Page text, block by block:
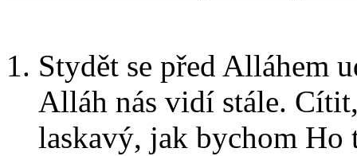
Stydět se před Alláhem
Alláh nás vidí stále.
laskavý, jak bychom Ho